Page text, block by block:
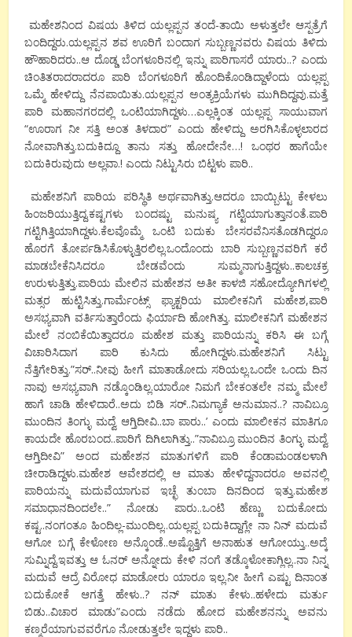
ಮಹೇಶನಿಂದ ವಿಷಯ ತಿಳಿದ ಯಲ್ಲಪ್ಪನ ತಂದೆ-ತಾಯಿ ಅಳುತ್ತಲೇ ಆಸ್ಪತ್ರೆಗೆ
ಬಂದಿದ್ದರು‌.ಯಲ್ಲಪ್ಪನ ಶವ ಊರಿಗೆ ಬಂದಾಗ ಸುಬ್ಬಣ್ಣನವರು ವಿಷಯ ತಿಳಿದು
ಹೌಹಾರಿದರು‌‌..ಆ ದೊಡ್ಡ ಬೆಂಗಳೂರಿನಲ್ಲಿ ಇನ್ನು ಪಾರಿಗಾಸರೆ ಯಾರು..? ಎಂದು
ಚಿಂತಿತರಾದರಾದರೂ ಪಾರಿ ಬೆಂಗಳೂರಿಗೆ ಹೊಂದಿಕೊಂಡಿದ್ದಾಳೆಂದು ಯಲ್ಲಪ್ಪ
ಒಮ್ಮೆ ಹೇಳಿದ್ದು ನೆನಪಾಯಿತು.ಯಲ್ಲಪ್ಪನ ಅಂತ್ಯಕ್ರಿಯೆಗಳು ಮುಗಿದಿದ್ದವು.ಮತ್ತೆ
ಪಾರಿ ಮಹಾನಗರದಲ್ಲಿ ಒಂಟಿಯಾಗಿದ್ದಳು…ಎಲ್ಲಕ್ಕಿಂತ ಯಲ್ಲಪ್ಪ ಸಾಯುವಾಗ
“ಊರಾಗ ನೀ ಸತ್ತಿ ಅಂತ ತಿಳದಾರ” ಎಂದು ಹೇಳಿದ್ದು ಅರಗಿಸಿಕೊಳ್ಳಲಾರದ
ನೋವಾಗಿತ್ತು.ಬದುಕಿದ್ದೂ ತಾನು ಸತ್ತು ಹೋದೇನೇ…! ಒಂಥರ ಹಾಗೆಯೇ
ಬದುಕಿರುವುದು ಅಲ್ಲವಾ.! ಎಂದು ನಿಟ್ಟುಸಿರು ಬಿಟ್ಟಳು ಪಾರಿ..
ಮಹೇಶನಿಗೆ ಪಾರಿಯ ಪರಿಸ್ಥಿತಿ ಅರ್ಥವಾಗಿತ್ತು.ಆದರೂ ಬಾಯ್ಬಿಟ್ಟು ಕೇಳಲು
ಹಿಂಜರಿಯುತ್ತಿದ್ದ.ಕಷ್ಟಗಳು ಬಂದಷ್ಟು ಮನುಷ್ಯ ಗಟ್ಟಿಯಾಗುತ್ತಾನಂತೆ.ಪಾರಿ
ಗಟ್ಟಿಗಿತ್ತಿಯಾಗಿದ್ದಳು.ಕೆಲವೊಮ್ಮೆ ಒಂಟಿ ಬದುಕು ಬೇಸರವೆನಿಸತೊಡಗಿದ್ದರೂ
ಹೊರಗೆ ತೋರ್ಪಡಿಸಿಕೊಳ್ಳುತ್ತಿರಲಿಲ್ಲ.ಒಂದೊಂದು ಬಾರಿ ಸುಬ್ಬಣ್ಣನವರಿಗೆ ಕರೆ
ಮಾಡಬೇಕೆನಿಸಿದರೂ ಬೇಡವೆಂದು ಸುಮ್ಮನಾಗುತ್ತಿದ್ದಳು..ಕಾಲಚಕ್ರ
ಉರುಳುತ್ತಿತ್ತು.ಪಾರಿಯ ಮೇಲಿನ ಮಹೇಶನ ಅತೀ ಕಾಳಜಿ ಸಹೋದ್ಯೋಗಿಗಳಲ್ಲಿ
ಮತ್ಸರ ಹುಟ್ಟಿಸಿತ್ತು.ಗಾರ್ಮೆಂಟ್ಸ್ ಫ್ಯಾಕ್ಟರಿಯ ಮಾಲೀಕನಿಗೆ ಮಹೇಶ,ಪಾರಿ
ಅಸಭ್ಯವಾಗಿ ವರ್ತಿಸುತ್ತಾರೆಂದು ಫಿರ್ಯಾದಿ ಹೋಗಿತ್ತು. ಮಾಲೀಕನಿಗೆ ಮಹೇಶನ
ಮೇಲೆ ನಂಬಿಕೆಯಿತ್ತಾದರೂ ಮಹೇಶ ಮತ್ತು ಪಾರಿಯನ್ನು ಕರಿಸಿ ಈ ಬಗ್ಗೆ
ವಿಚಾರಿಸಿದಾಗ ಪಾರಿ ಕುಸಿದು ಹೋಗಿದ್ದಳು.ಮಹೇಶನಿಗೆ ಸಿಟ್ಟು
ನೆತ್ತಿಗೇರಿತ್ತು.”ಸರ್..ನೀವು ಹೀಗೆ ಮಾತಾಡೋದು ಸರಿಯಲ್ಲ.ಒಂದೇ ಒಂದು ದಿನ
ನಾವು ಅಸಭ್ಯವಾಗಿ ನಡ್ಕೊಂಡಿಲ್ಲ.ಯಾರೋ ನಿಮಗೆ ಬೇಕಂತಲೇ ನಮ್ಮ ಮೇಲೆ
ಹಾಗೆ ಚಾಡಿ ಹೇಳಿದಾರೆ‌..ಅದು ಬಿಡಿ ಸರ್..ನಿಮಗ್ಯಾಕೆ ಅನುಮಾನ..? ನಾವಿಬ್ರೂ
ಮುಂದಿನ ತಿಂಗ್ಳು ಮದ್ವೆ ಆಗ್ತಿದೀವಿ..ಬಾ ಪಾರು..’ ಎಂದು ಮಾಲೀಕನ ಮಾತಿಗೂ
ಕಾಯದೇ ಹೊರಬಂದ..ಪಾರಿಗೆ ದಿಗಿಲಾಗಿತ್ತು..”ನಾವಿಬ್ರೂ ಮುಂದಿನ ತಿಂಗ್ಳು ಮದ್ವೆ
ಆಗ್ತಿದೀವಿ” ಅಂದ ಮಹೇಶನ ಮಾತುಗಳಿಗೆ ಪಾರಿ ಕೆಂಡಾಮಂಡಲಳಾಗಿ
ಚೀರಾಡಿದ್ದಳು.ಮಹೇಶ ಆವೇಶದಲ್ಲಿ ಆ ಮಾತು ಹೇಳಿದ್ದನಾದರೂ ಅವನಲ್ಲಿ
ಪಾರಿಯನ್ನು ಮದುವೆಯಾಗುವ ಇಚ್ಛೆ ತುಂಬಾ ದಿನದಿಂದ ಇತ್ತು.ಮಹೇಶ
ಸಮಾಧಾನದಿಂದಲೇ..” ನೋಡು ಪಾರು..ಒಂಟಿ ಹೆಣ್ಣು ಬದುಕೋದು
ಕಷ್ಟ..ನಂಗಂತೂ ಹಿಂದಿಲ್ಲ-ಮುಂದಿಲ್ಲ..ಯಲ್ಲಪ್ಪ ಬದುಕಿದ್ದಾಗ್ಲೇ ನಾ ನಿನ್ ಮದುವೆ
ಆಗೋ ಬಗ್ಗೆ ಕೇಳೋಣ ಅನ್ಕೊಂಡೆ..ಅಷ್ಟೊತ್ತಿಗೆ ಅನಾಹುತ ಆಗೋಯ್ತು..ಅದ್ಕೆ
ಸುಮ್ನಿದ್ದೆ.ಇವತ್ತು ಆ ಓನರ್ ಅನ್ನೋದು ಕೇಳಿ ನಂಗೆ ತಡ್ಕೊಳೋಕಾಗ್ಲಿಲ್ಲ..ನಾ ನಿನ್ನ
ಮದುವೆ ಆದ್ರೆ ವಿರೋಧ ಮಾಡೋರು ಯಾರೂ ಇಲ್ಲ.‌ನೀ ಹೀಗೆ ಎಷ್ಟು ದಿನಾಂತ
ಬದುಕೋಕೆ ಆಗತ್ತೆ ಹೇಳು..? ನನ್ ಮಾತು ಕೇಳು..ಹಳೇದು ಮರ್ತು
ಬಿಡು..ವಿಚಾರ ಮಾಡು”ಎಂದು ನಡೆದು ಹೋದ ಮಹೇಶನನ್ನು ಅವನು
ಕಣ್ಮರೆಯಾಗುವವರೆಗೂ ನೋಡುತ್ತಲೇ ಇದ್ದಳು ಪಾರಿ..